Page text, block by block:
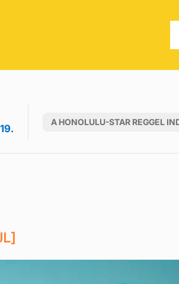
A HONOLULU-STAR REGGEL